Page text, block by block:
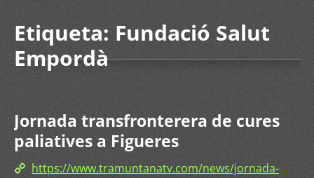
Etiqueta: Fundació Salut
Empordà
Jornada transfronterera de cures
paliatives a Figueres
https://www.tramuntanatv.com/news/jornada-